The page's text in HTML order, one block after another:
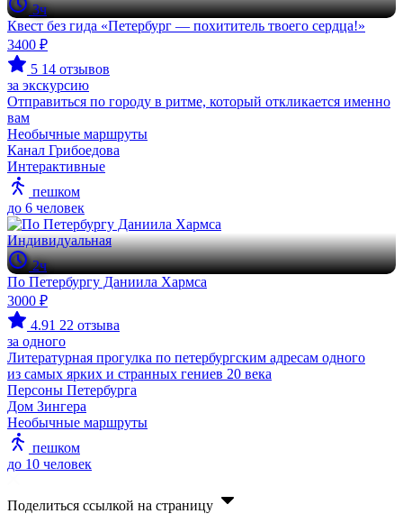
3ч
Квест без гида «Петербург — похититель твоего сердца!»
3400 ₽
5 14 отзывов
за экскурсию
Отправиться по городу в ритме, который откликается именно
вам
Необычные маршруты
Канал Грибоедова
Интерактивные
пешком
до 6 человек
Индивидуальная
2ч
По Петербургу Даниила Хармса
3000 ₽
4.91 22 отзыва
за одного
Литературная прогулка по петербургским адресам одного
из самых ярких и странных гениев 20 века
Персоны Петербурга
Дом Зингера
Необычные маршруты
пешком
до 10 человек
Поделиться ссылкой на страницу